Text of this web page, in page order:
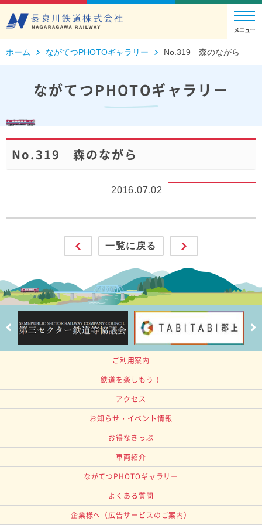
ホーム ながてつPHOTOギャラリー No.319 森のながら
ながてつPHOTOギャラリー
No.319 森のながら
2016.07.02
一覧に戻る
ご利用案内
鉄道を楽しもう！
アクセス
お知らせ・イベント情報
お得なきっぷ
車両紹介
ながてつPHOTOギャラリー
よくある質問
企業様へ （広告サービスのご案内）